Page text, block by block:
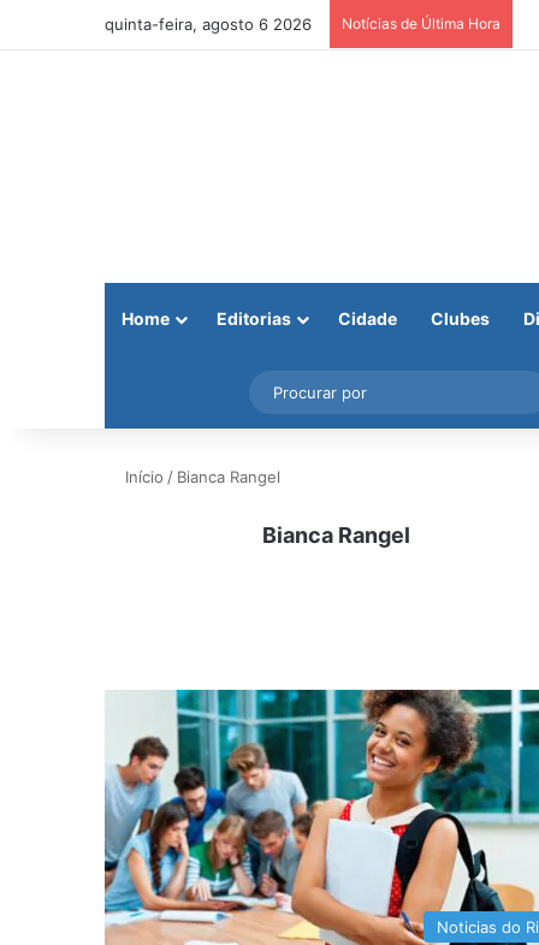
quinta-feira, agosto 6 2026 Notícias de Última Hora
Home Editorias Cidade Clubes
Instagram
Barra Lateral
Início / Bianca Rangel
Bianca Rangel
Noticias do